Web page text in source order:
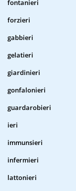
fontanieri
forzieri
gabbieri
gelatieri
giardinieri
gonfalonieri
guardarobieri
ieri
immunsieri
infermieri
lattonieri